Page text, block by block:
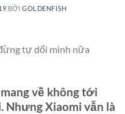
BỞIGOLDENFISH
tự dối mình nữa
về không tới
Nhưng Xiaomi vẫn là